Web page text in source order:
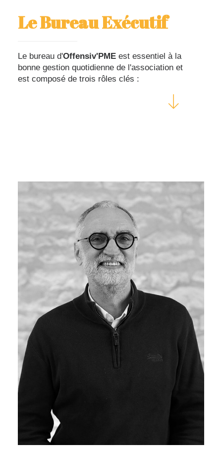
Le Bureau Exécutif
Le bureau d'Offensiv'PME est essentiel à la
bonne gestion quotidienne de l'association et
est composé de trois rôles clés :